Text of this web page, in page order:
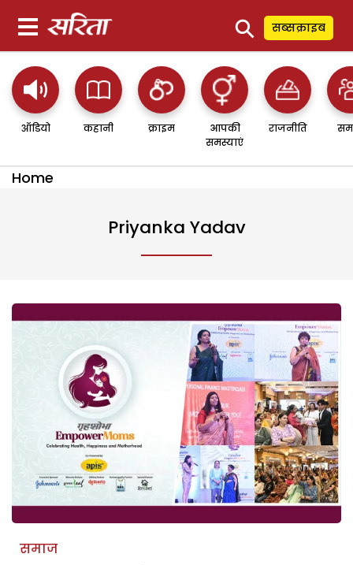
⚲ सब्सक्राइब
ऑडियो कहानी क्राइम
आपकी
समस्याएं
राजनीति
Home
Priyanka Yadav
समाज